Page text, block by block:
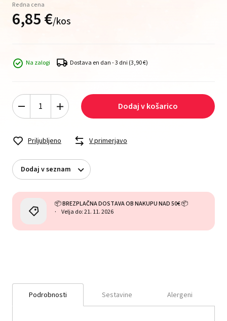
Redna cena
6,85€/kos
Na zalogi Dostava en dan - 3 dni (3,90 €)
Dodaj v košarico
Priljubljeno V primerjavo
Dodaj v seznam
📦 BREZPLAČNA DOSTAVA OB NAKUPU NAD 50€ 📦
Velja do: 21. 11. 2026
Podrobnosti Sestavine Alergeni